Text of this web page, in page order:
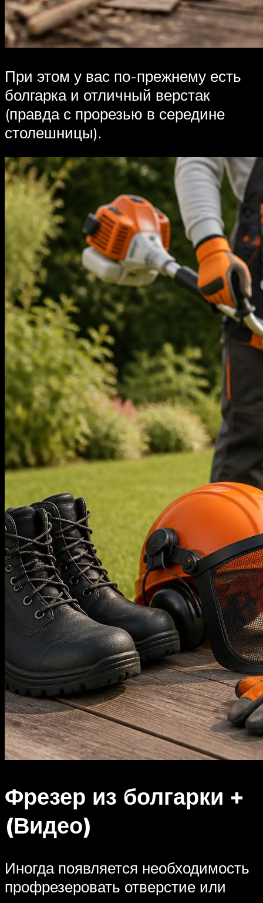
При этом у вас по-прежнему есть
болгарка и отличный верстак
(правда с прорезью в середине
столешницы).
Фрезер из болгарки +
(Видео)
Иногда появляется необходимость
профрезеровать отверстие или